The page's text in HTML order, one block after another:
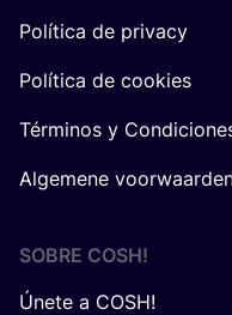
Política de privacy
Política de cookies
Términos y
Algemene
SOBRE COSH!
Únete a COSH!